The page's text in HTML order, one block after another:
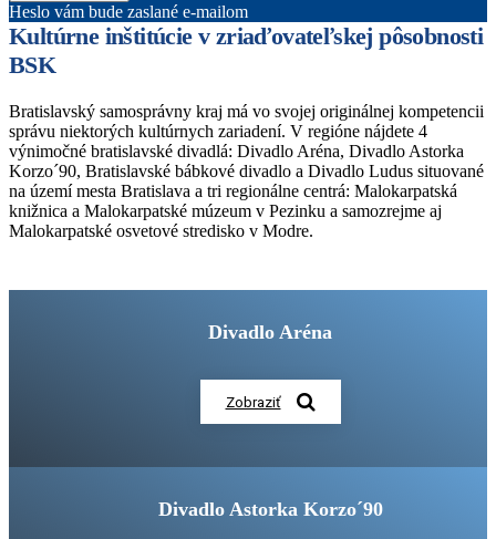
Heslo vám bude zaslané e-mailom
Kultúrne inštitúcie v zriaďovateľskej pôsobnosti
BSK
Bratislavský samosprávny kraj má vo svojej originálnej kompetencii
správu niektorých kultúrnych zariadení. V regióne nájdete 4
výnimočné bratislavské divadlá: Divadlo Aréna, Divadlo Astorka
Korzo´90, Bratislavské bábkové divadlo a Divadlo Ludus situované
na území mesta Bratislava a tri regionálne centrá: Malokarpatská
knižnica a Malokarpatské múzeum v Pezinku a samozrejme aj
Malokarpatské osvetové stredisko v Modre.
Divadlo Aréna
Zobraziť
Divadlo Astorka Korzo´90